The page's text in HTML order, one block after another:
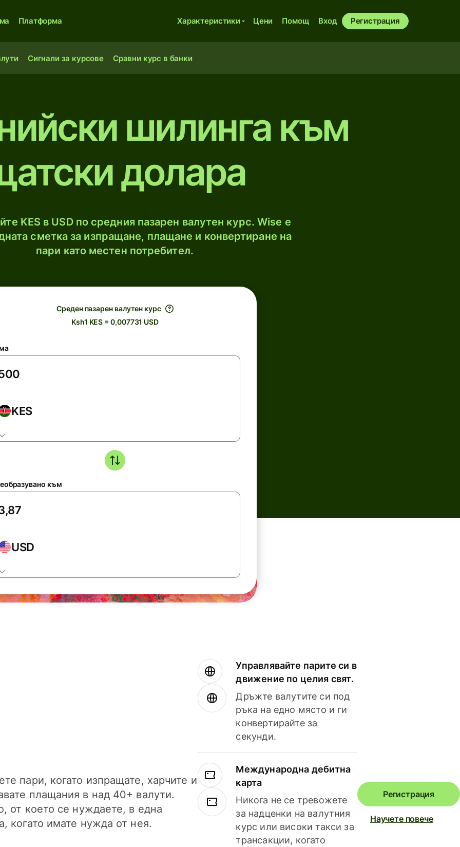
Платформа Характеристики Цени Помощ Вход Регистрация
Сигнали за курсове Сравни курс в банки
шилинга към
долара
KES в USD по средния пазарен валутен курс. Wise е
сметка за изпращане, плащане и конвертиране на
пари като местен потребител.
Среден пазарен валутен курс
Ksh1 KES = 0,007731 USD
KES
към
USD
пари, когато изпращате, харчите и
плащания в над 40+ валути.
от което се нуждаете, в една
когато имате нужда от нея.
Управлявайте парите си в
движение по целия свят.
Дръжте валутите си под
ръка на едно място и ги
конвертирайте за
секунди.
Международна дебитна
карта
Никога не се тревожете
за надценки на валутния
курс или високи такси за
трансакции, когато
Регистрация
Научете повече